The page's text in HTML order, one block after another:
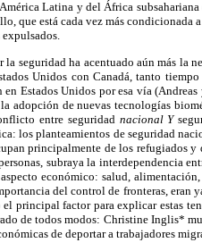
Latina y del África
que está cada vez más
seguridad ha acentuado aún más la
Unidos con Canadá, tanto
en Estados Unidos por esa vía
adopción de nuevas tecnologías
entre seguridad nacional Y
los planteamientos de seguridad
principalmente de los refugiados
subraya la interdependencia
económico: salud,
del control de fronteras, eran
el principal factor para explicar estas
de todos modos: Christine Inglis*
de deportar a trabajadores